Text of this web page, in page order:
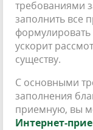
требованиями
заполнить все
формулировать
ускорит
существу.
С основными
заполнения
приемную, вы
Интернет-